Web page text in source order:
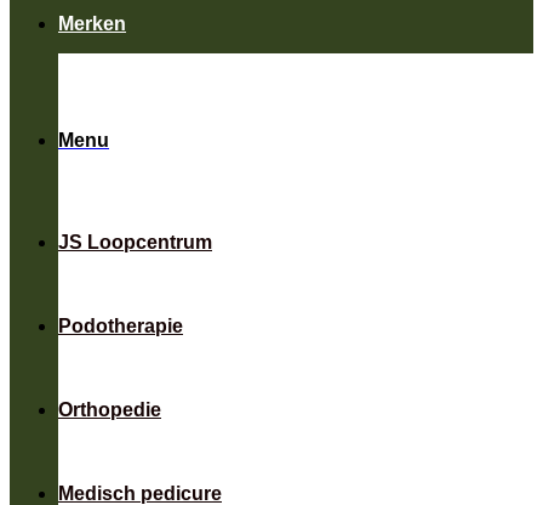
Menu
JS Loopcentrum
Podotherapie
Orthopedie
Medisch pedicure
Merken